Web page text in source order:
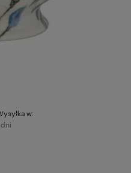
w:
dni
kosztów płatności